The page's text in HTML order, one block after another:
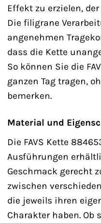
Effekt zu erzielen,
Die filigrane
angenehmen
dass die Kette
So können Sie die
ganzen Tag tragen,
bemerken.
Material und
Die FAVS Kette
Ausführungen
Geschmack gerecht
zwischen
die jeweils ihren
Charakter haben. Ob